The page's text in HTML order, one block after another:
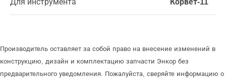
Для инструмента Корвет-11
Производитель оставляет за собой право на внесение изменений в
конструкцию, дизайн и комплектацию запчасти Энкор без
предварительного уведомления. Пожалуйста, сверяйте информацию о